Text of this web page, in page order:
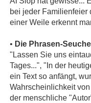
bei jeder Familienfeier
einer Weile erkennt
• Die Phrasen-
"Lassen Sie uns
Tages...", "In der
ein Text so anfängt,
Wahrscheinlichkeit
der menschliche